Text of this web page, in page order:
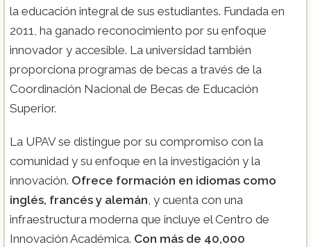
la educación integral de sus estudiantes. Fundada en
2011, ha ganado reconocimiento por su enfoque
innovador y accesible. La universidad también
proporciona programas de becas a través de la
Coordinación Nacional de Becas de Educación
Superior.
La UPAV se distingue por su compromiso con la
comunidad y su enfoque en la investigación y la
innovación. Ofrece formación en idiomas como
inglés, francés y alemán, y cuenta con una
infraestructura moderna que incluye el Centro de
Innovación Académica. Con más de 40,000